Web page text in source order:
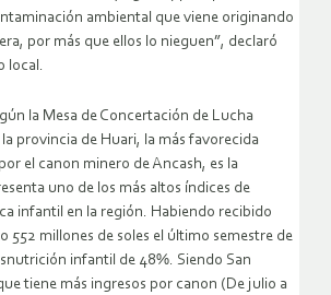
ambiental que viene originando
por más que ellos lo nieguen”, declaró
local.
la Mesa de Concertación de Lucha
provincia de Huari, la más favorecida
el canon minero de Ancash, es la
uno de los más altos índices de
infantil en la región. Habiendo recibido
552 millones de soles el último semestre de
infantil de 48%. Siendo San
tiene más ingresos por canon (De julio a